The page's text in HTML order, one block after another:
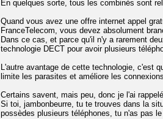
En quelques sorte, tous les combinés sont
Quand vous avez une offre internet appel
FranceTelecom, vous devez absolument
Dans ce cas, et parce qu'il n'y a rarement
technologie DECT pour avoir plusieurs
L'autre avantage de cette technologie, c'est
limite les parasites et améliore les
Certains savent, mais peu, donc je l'ai
Si toi, jambonbeurre, tu te trouves dans la
possèdes plusieurs téléphones, tu n'as pas